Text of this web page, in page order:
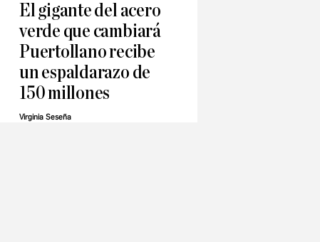
El gigante del acero
verde que cambiará
Puertollano recibe
un espaldarazo de
150 millones
Virginia Seseña